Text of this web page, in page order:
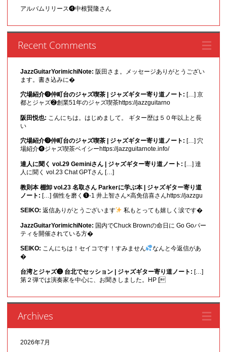
アルバムリリース❹中根賢隆さん
Recent Comments
JazzGuitarYorimichiNote: 阪田さま。メッセージありがとうござい
ます。書き込みに�
穴場紹介❾仲町台のジャズ喫茶 | ジャズギター寄り道ノート: […] 京
都とジャズ❷創業51年のジャズ喫茶https://jazzguitarno
阪田悦也: こんにちは。はじめまして。 ギター歴は５０年以上と長
い
穴場紹介❾仲町台のジャズ喫茶 | ジャズギター寄り道ノート: […] 穴
場紹介❹ジャズ喫茶ベイシーhttps://jazzguitarnote.info/
達人に聞く vol.29 Geminiさん | ジャズギター寄り道ノート: […] 達
人に聞く vol.23 Chat GPTさん […]
教則本 棚卸 vol.23 名取さん Parkerに学ぶ本 | ジャズギター寄り道
ノート: […] 個性を磨く❶-1 井上智さん×高免信喜さんhttps://jazzgu
SEIKO: 返信ありがとうございます 私もとっても嬉しく涙です�
JazzGuitarYorimichiNote: 国内でChuck Brownの命日に Go Goパー
ティを開催されている方�
SEIKO: こんにちは！セイコです！すみません
なんと今返信があ
�
台湾とジャズ❸ 台北でセッション | ジャズギター寄り道ノート: […]
第２弾では演奏家を中心に、お聞きしました。HP [
Archives
2026年7月